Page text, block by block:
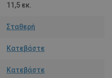
11,5 εκ.
Σταθερή
Κατεβάστε
Κατεβάστε